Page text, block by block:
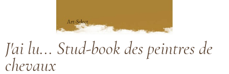
J'ai lu... Stud-book des peintres de
chevaux